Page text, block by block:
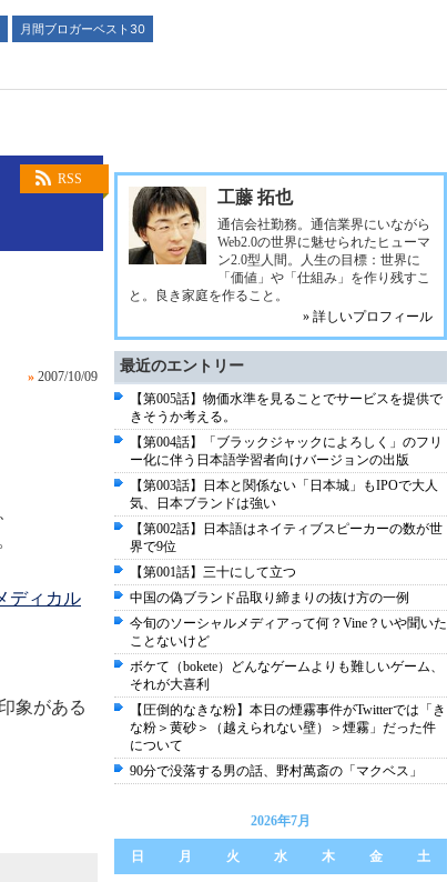
月間ブロガーベスト30
RSS
» 2007/10/09
ディカル
象がある
工藤 拓也
通信会社勤務。通信業界にいながら
Web2.0の世界に魅せられたヒューマ
ン2.0型人間。人生の目標：世界に
「価値」や「仕組み」を作り残すこ
と。良き家庭を作ること。
» 詳しいプロフィール
最近のエントリー
【第005話】物価水準を見ることでサービスを提供で
きそうか考える。
【第004話】「ブラックジャックによろしく」のフリ
ー化に伴う日本語学習者向けバージョンの出版
【第003話】日本と関係ない「日本城」もIPOで大人
気、日本ブランドは強い
【第002話】日本語はネイティブスピーカーの数が世
界で9位
【第001話】三十にして立つ
中国の偽ブランド品取り締まりの抜け方の一例
今旬のソーシャルメディアって何？Vine？いや聞いた
ことないけど
ボケて（bokete）どんなゲームよりも難しいゲーム、
それが大喜利
【圧倒的なきな粉】本日の煙霧事件がTwitterでは「き
な粉＞黄砂＞（越えられない壁）＞煙霧」だった件
について
90分で没落する男の話、野村萬斎の「マクベス」
2026年7月
日 月 火 水 木 金 土